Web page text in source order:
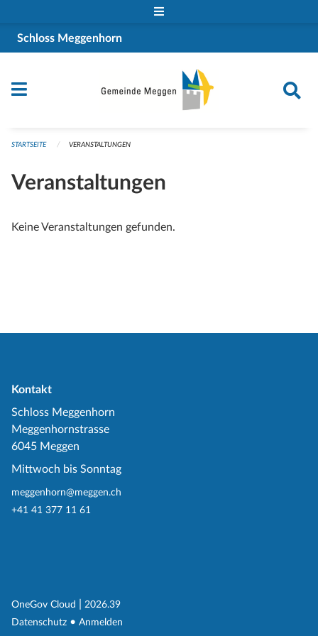
Schloss Meggenhorn
STARTSEITE VERANSTALTUNGEN
Veranstaltungen
Keine Veranstaltungen gefunden.
Kontakt
Schloss Meggenhorn
Meggenhornstrasse
6045 Meggen
Mittwoch bis Sonntag
meggenhorn@meggen.ch
+41 41 377 11 61
OneGov Cloud (External Link)
2026.39
Datenschutz (External Link)
Anmelden